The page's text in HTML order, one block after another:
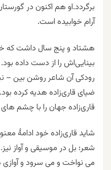
برگردد.او هم اکنون در
آرام خوابیده است.
هشتاد و پنج سال داشت که
بینایی‌اش را از دست داده
رودکی آن شاعر روشن بین –
ضیای قاری‌زاده هدیه کرده
قاری‌زاده جهان را با چشم
شاید قاری‌زاده خود ادامۀ
شعر؛ بل در موسیقی و آواز
می نواخت و می سرود و آوازی